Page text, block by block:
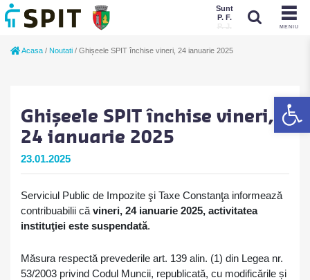
MENIU
Sunt
P. F.
P. J.
Acasa / Noutati / Ghișeele SPIT închise vineri, 24 ianuarie 2025
Ghișeele SPIT închise vineri,
24 ianuarie 2025
23.01.2025
Serviciul Public de Impozite şi Taxe Constanţa informează
contribuabilii că vineri, 24 ianuarie 2025, activitatea
instituţiei este suspendată.
Măsura respectă prevederile art. 139 alin. (1) din Legea nr.
53/2003 privind Codul Muncii, republicată, cu modificările și